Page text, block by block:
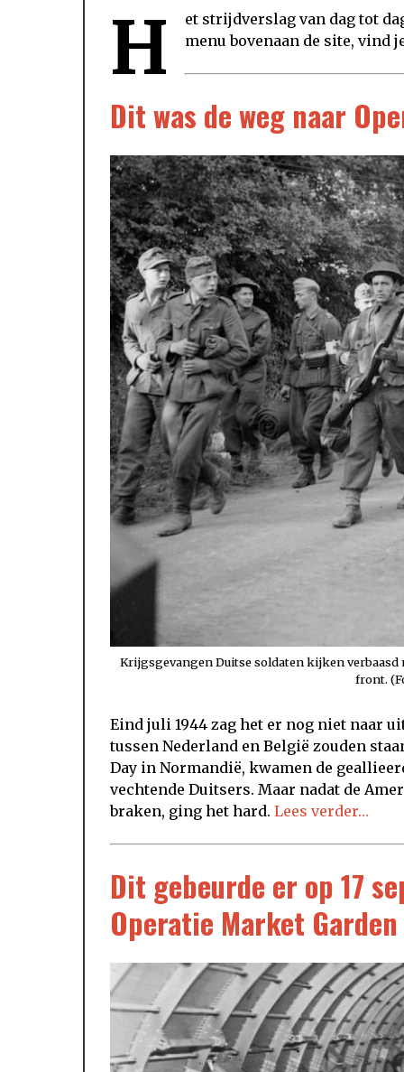
H
et strijdverslag van dag tot
menu bovenaan de site, vind
Dit was de weg naar
Krijgsgevangen Duitse soldaten kijken
front.
Eind juli 1944 zag het er nog niet naar
tussen Nederland en België zouden
Day in Normandië, kwamen de
vechtende Duitsers. Maar nadat de
braken, ging het hard. Lees verder…
Dit gebeurde er op 17
Operatie Market Garden